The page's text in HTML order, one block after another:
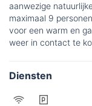
aanwezige
maximaal 9
voor een warm en
weer in contact te
Diensten